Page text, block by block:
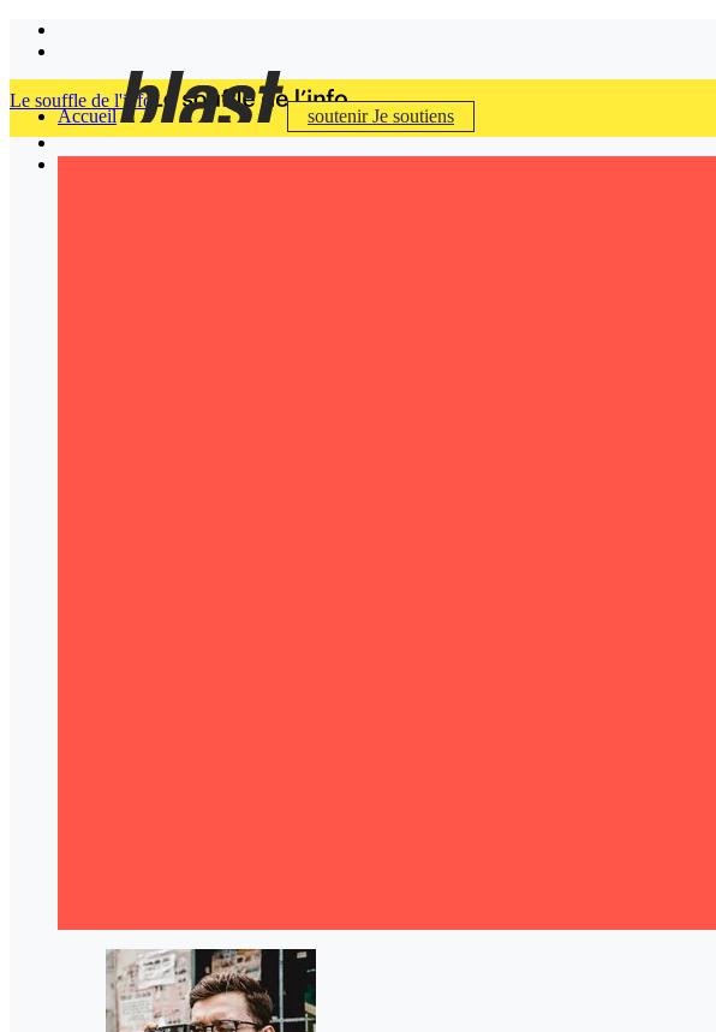
Accueil soutenirJe soutiens
Le souffle de l'info